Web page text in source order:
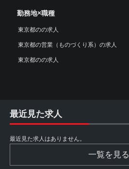
勤務地×職種
東京都のの求人
東京都の営業（ものづくり系）の求人
東京都のの求人
最近見た求人
最近見た求人はありません。
一覧を見る